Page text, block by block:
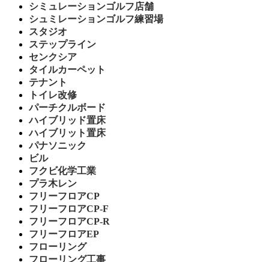
シミュレーションゴルフ店舗
シュミレーションゴルフ練習場
スタジオ
ステップライン
センクシア
タイルカーペット
テナント
トイレ改修
パーチクルボード
ハイブリッド置床
ハイブリット置床
パナソニック
ビル
フクビ化学工業
プラ木レン
フリーフロアCP
フリーフロアCP-F
フリーフロアCP-R
フリーフロアEP
フローリング
フローリング工事